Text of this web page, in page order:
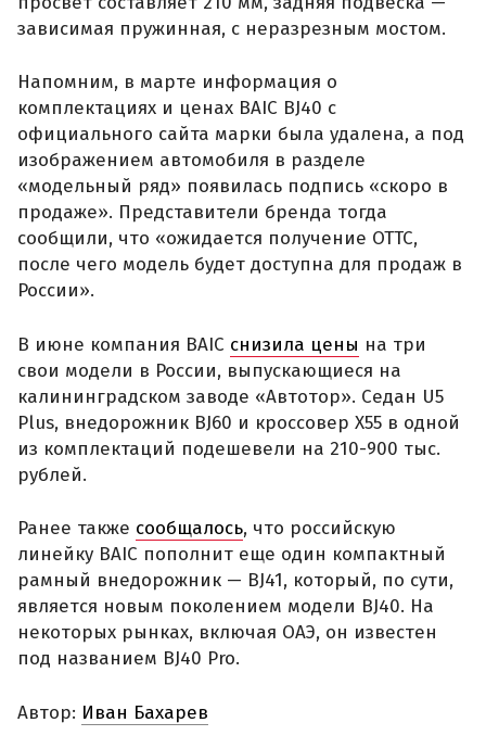
зависимая пружинная, с неразрезным мостом.
Напомним, в марте информация о
комплектациях и ценах BAIC BJ40 с
официального сайта марки была удалена, а под
изображением автомобиля в разделе
«модельный ряд» появилась подпись «скоро в
продаже». Представители бренда тогда
сообщили, что «ожидается получение ОТТС,
после чего модель будет доступна для продаж в
России».
В июне компания BAIC снизила цены на три
свои модели в России, выпускающиеся на
калининградском заводе «Автотор». Седан U5
Plus, внедорожник BJ60 и кроссовер X55 в одной
из комплектаций подешевели на 210-900 тыс.
рублей.
Ранее также сообщалось, что российскую
линейку BAIC пополнит еще один компактный
рамный внедорожник — BJ41, который, по сути,
является новым поколением модели BJ40. На
некоторых рынках, включая ОАЭ, он известен
под названием BJ40 Pro.
Автор: Иван Бахарев